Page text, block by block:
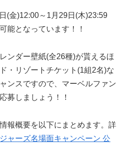
(金)12:00～1月29日(木)23:59
能となっています！！
ンダー壁紙(全26種)が貰えるほ
・リゾートチケット(1組2名)な
ンスですので、マーベルファン
募しましょう！！
報概要を以下にまとめます。詳
ャーズ名場面キャンペーン 公